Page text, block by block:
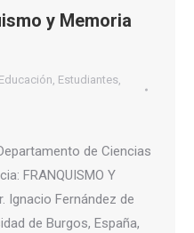
y Memoria
Educación, Estudiantes,
de Ciencias
FRANQUISMO Y
Ignacio Fernández de
de Burgos, España,